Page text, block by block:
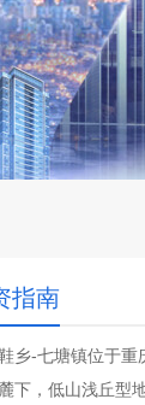
指南
乡-七塘镇位于重
下，低山浅丘型